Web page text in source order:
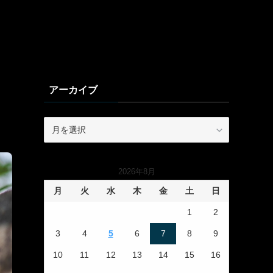
アーカイブ
2026年8月
月 火 水 木 金 土 日
1 2
3 4 5 6 7 8 9
10 11 12 13 14 15 16